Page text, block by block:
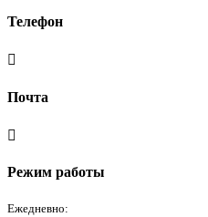
Телефон

Почта

Режим работы
Ежедневно: